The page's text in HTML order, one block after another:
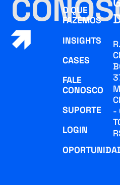
O QUE
FAZEMOS
INSIGHTS
CASES
FALE
CONOSCO
SUPORTE
LOGIN
-